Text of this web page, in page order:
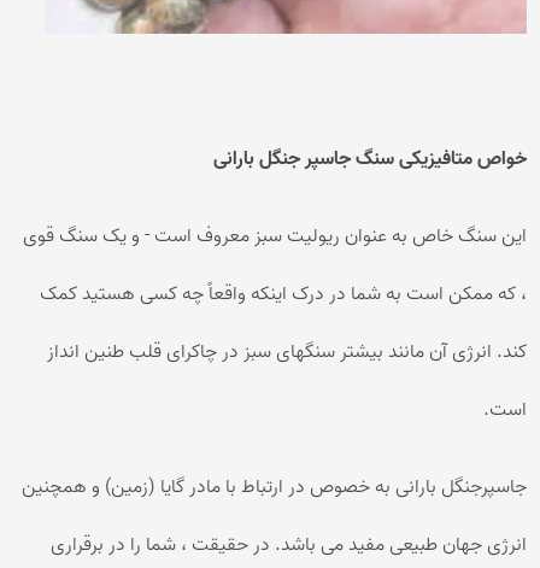
خواص متافیزیکی سنگ جاسپر جنگل بارانی
این سنگ خاص به عنوان ریولیت سبز معروف است - و یک سنگ قوی
، که ممکن است به شما در درک اینکه واقعاً چه کسی هستید کمک
کند. انرژی آن مانند بیشتر سنگهای سبز در چاکرای قلب طنین انداز
است.
جاسپرجنگل بارانی به خصوص در ارتباط با مادر گایا (زمین) و همچنین
انرژی جهان طبیعی مفید می باشد. در حقیقت ، شما را در برقراری